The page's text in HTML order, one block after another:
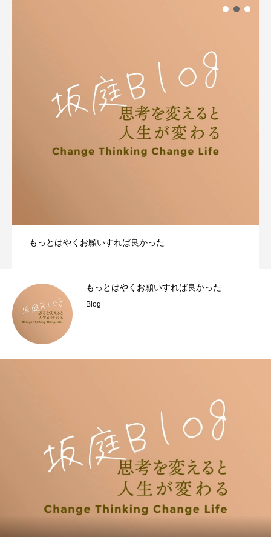
もっとはやくお願いすれば良かった…
もっとはやくお願いすれば良かった…
Blog